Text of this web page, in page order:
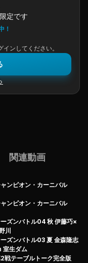
定です
！
ンしてください。
関連動画
ンピオン・カーニバル
ンピオン・カーニバル
ズンバトル04 秋 伊藤巧×
川
ズンバトル03 夏 金森隆志
室生ダム
戦テーブルトーク完全版